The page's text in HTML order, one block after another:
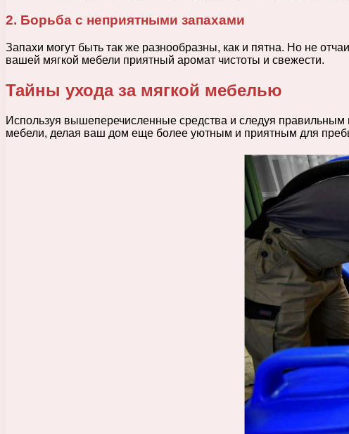
2. Борьба с неприятными запахами
Запахи могут быть так же разнообразны, как и пятна. Но не
вашей мягкой мебели приятный аромат чистоты и свежести.
Тайны ухода за мягкой мебелью
Используя вышеперечисленные средства и следуя правильным
мебели, делая ваш дом еще более уютным и приятным для